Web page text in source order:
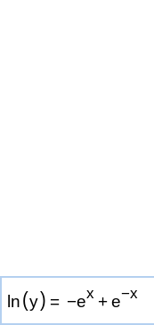
ln(y) = −ex + e−x